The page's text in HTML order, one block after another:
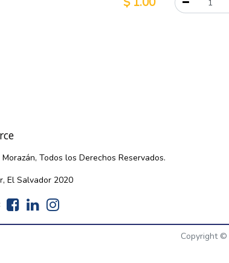
Todos los Derechos Reservados.
El Salvador 2020
Copyright ©